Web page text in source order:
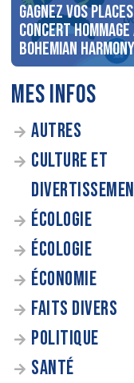
Gagnez vos
concert Hommage
Bohemian
MES INFOS
AUTRES
CULTURE ET
ÉCOLOGIE
ÉCOLOGIE
ÉCONOMIE
FAITS DIVERS
POLITIQUE
SANTÉ